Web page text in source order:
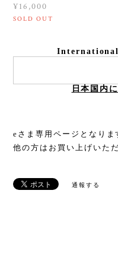
¥16,000
SOLD OUT
日本国内
eさま専用ページとなりま
他の方はお買い上げいた
通報する